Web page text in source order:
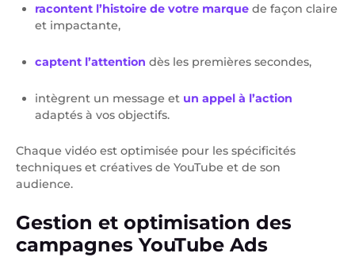
racontent l’histoire de votre marque de façon claire
et impactante,
captent l’attention dès les premières secondes,
intègrent un message et un appel à l’action
adaptés à vos objectifs.
Chaque vidéo est optimisée pour les spécificités
techniques et créatives de YouTube et de son
audience.
Gestion et optimisation des
campagnes YouTube Ads